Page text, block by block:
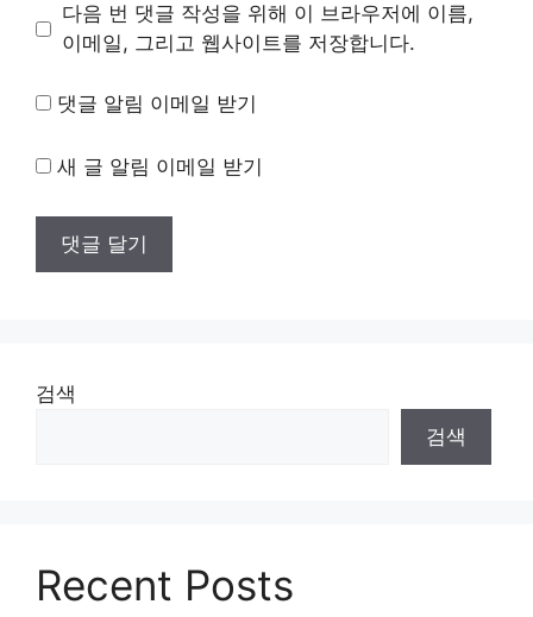
트
다음 번 댓글 작성을 위해 이 브라우저에 이름,
이메일, 그리고 웹사이트를 저장합니다.
댓글 알림 이메일 받기
새 글 알림 이메일 받기
검색
검색
Recent Posts